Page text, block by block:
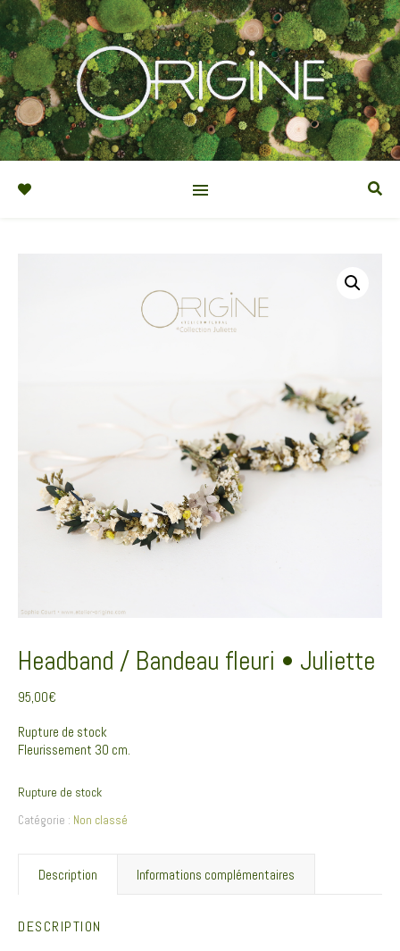
Headband / Bandeau fleuri • Juliette
95,00€
Rupture de stock
Fleurissement 30 cm.
Rupture de stock
Catégorie : Non classé
Description Informations complémentaires
DESCRIPTION